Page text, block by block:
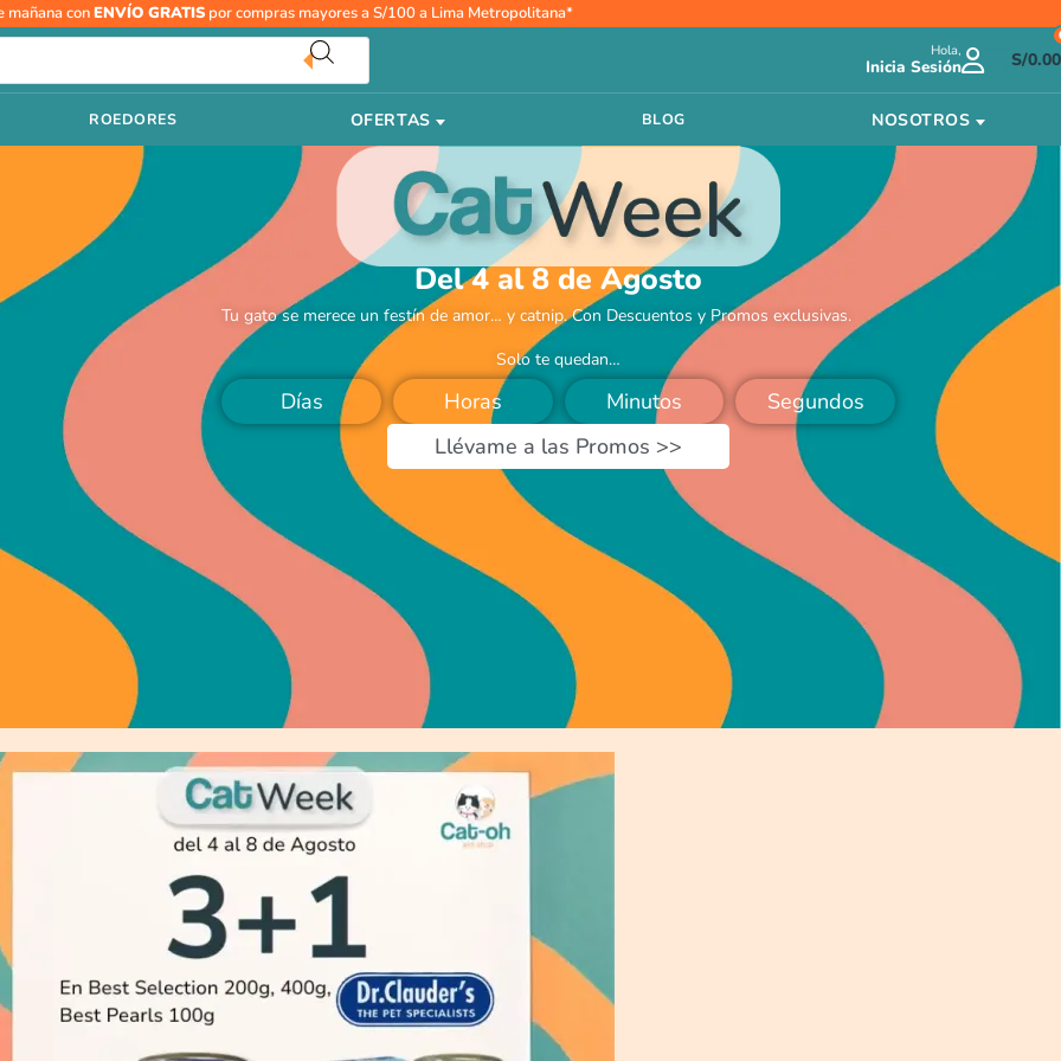
mañana conENVÍO GRATIS por compras mayores a S/100 a Lima Metropolitana*
Hola,
Inicia Sesión S/0.00
ROEDORES OFERTAS BLOG NOSOTROS
Del 4 al 8 de Agosto
Tu gato se merece un festín de amor… y catnip. Con Descuentos y Promos exclusivas.
Solo te quedan…
Días Horas Minutos
Segundos
Llévame a las Promos >>